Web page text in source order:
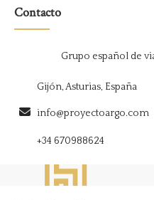
Contacto
Grupo español de
Gijón, Asturias, España
info@proyectoargo.com
+34 670988624